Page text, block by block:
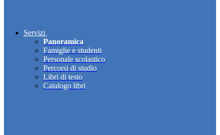
Servizi
Panoramica
Famiglie e studenti
Personale scolastico
Percorsi di studio
Libri di testo
Catalogo libri